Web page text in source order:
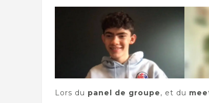
Lors du panel de groupe, et du